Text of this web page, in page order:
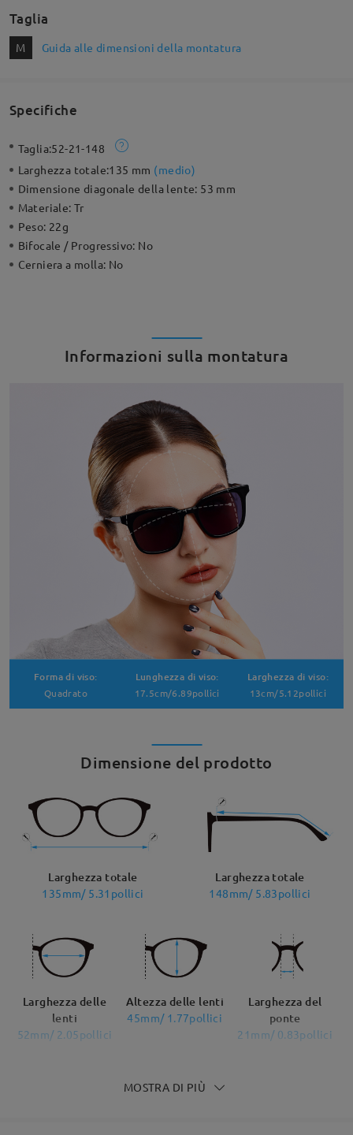
Taglia
M Guida alle dimensioni della montatura
Specifiche
Taglia:52-21-148
Larghezza totale:135 mm (medio)
Dimensione diagonale della lente: 53 mm
Materiale:Tr
Peso: 22g
Bifocale / Progressivo: No
Cerniera a molla: No
Informazioni sulla montatura
Forma di viso:
Quadrato
Lunghezza di viso:
17.5cm/6.89pollici
Larghezza di viso:
13cm/5.12pollici
Dimensione del prodotto
Larghezza totale
135mm/ 5.31pollici
Larghezza totale
148mm/ 5.83pollici
Larghezza delle
lenti
52mm/ 2.05pollici
Altezza delle lenti
45mm/ 1.77pollici
Larghezza del
ponte
21mm/ 0.83pollici
Raccomandazione su forma di viso
MOSTRA DI PIÙ